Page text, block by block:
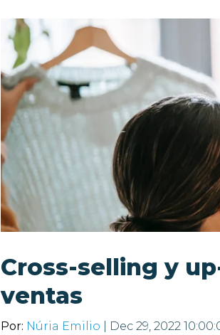
Cross-selling y
ventas
Por: Núria Emilio | Dec 29, 2022